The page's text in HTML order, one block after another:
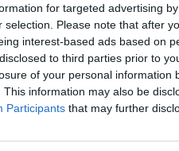
for targeted advertising
selection. Please note that after
interest-based ads based on
to third parties prior to
of your personal information
This information may also be
Participants that may further
του από το
στον Αρχιστράτηγο
ορκισμένοι να
προθύμως δια να σε